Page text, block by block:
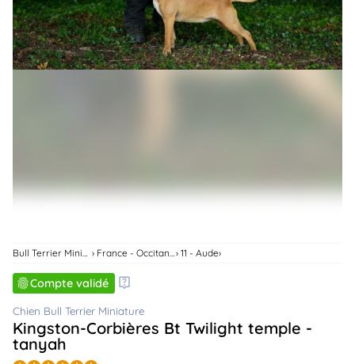
Connexion
11 - Aude
Compte validé
Chien Bull Terrier Miniature
Kingston-Corbières Bt Twilight temple -
tanyah